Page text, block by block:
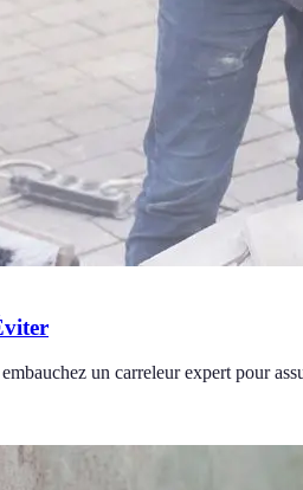
un carreleur expert pour